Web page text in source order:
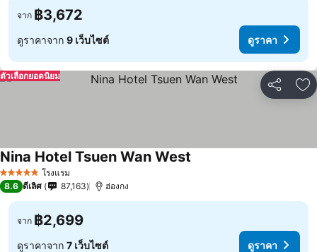
จาก ฿3,672
ดูราคาจาก 9 เว็บไซต์ ดูราคา
แชร์ เ
ตัวเลือกยอดนิยม
5 ดาว โรงแรม
Nina Hotel Tsuen Wan West
8.6 ดีเลิศ 87,163 ฮ่องกง
จาก ฿2,699
ดูราคาจาก 7 เว็บไซต์ ดูราคา